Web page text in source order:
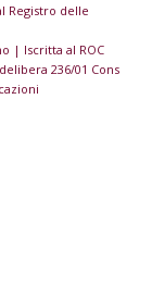
Registro delle
| Iscritta al ROC
236/01 Cons